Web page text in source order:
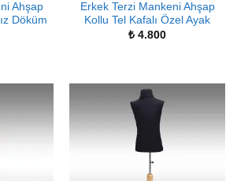
Ahşap
Döküm
Erkek Terzi Mankeni Ahşap
Kollu Tel Kafalı Özel Ayak
₺ 4.800